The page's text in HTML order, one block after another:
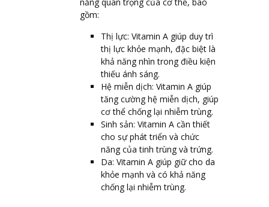
gồm:
Thị lực: Vitamin A giúp duy trì
thị lực khỏe mạnh, đặc biệt là
khả năng nhìn trong điều kiện
thiếu ánh sáng.
Hệ miễn dịch: Vitamin A giúp
tăng cường hệ miễn dịch, giúp
cơ thể chống lại nhiễm trùng.
Sinh sản: Vitamin A cần thiết
cho sự phát triển và chức
năng của tinh trùng và trứng.
Da: Vitamin A giúp giữ cho da
khỏe mạnh và có khả năng
chống lại nhiễm trùng.